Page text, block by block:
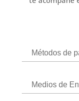
Métodos de
Medios de